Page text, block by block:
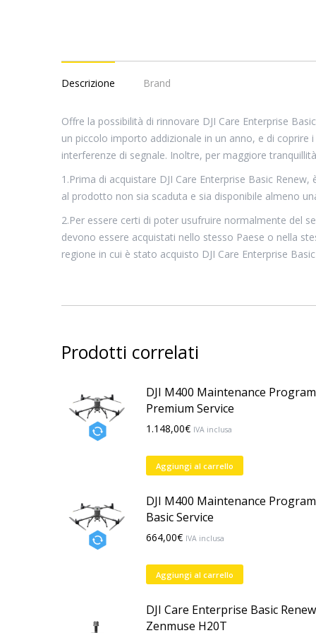
Descrizione Brand
Offre la possibilità di rinnovare DJI Care Enterprise
un piccolo importo addizionale in un anno, e di coprire
interferenze di segnale. Inoltre, per maggiore
1.Prima di acquistare DJI Care Enterprise Basic
al prodotto non sia scaduta e sia disponibile almeno
2.Per essere certi di poter usufruire normalmente del
devono essere acquistati nello stesso Paese o nella
regione in cui è stato acquisto DJI Care Enterprise
Prodotti correlati
DJI M400 Maintenance Program
Premium Service
1.148,00€ IVA inclusa
Aggiungi al carrello
DJI M400 Maintenance Program
Basic Service
664,00€ IVA inclusa
Aggiungi al carrello
DJI Care Enterprise Basic Renew
Zenmuse H20T